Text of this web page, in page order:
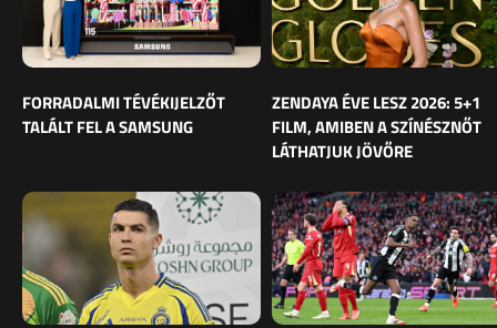
FORRADALMI TÉVÉKIJELZŐT
TALÁLT FEL A SAMSUNG
ZENDAYA ÉVE LESZ 2026: 5+1
FILM, AMIBEN A SZÍNÉSZNŐT
LÁTHATJUK JÖVŐRE